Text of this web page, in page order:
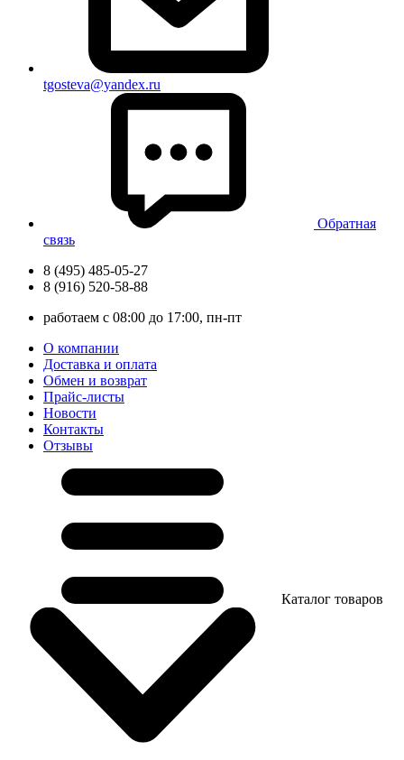
tgosteva@yandex.ru
Обратная
связь
8 (495) 485-05-27
8 (916) 520-58-88
работаем с 08:00 до 17:00, пн-пт
О компании
Доставка и оплата
Обмен и возврат
Прайс-листы
Новости
Контакты
Отзывы
Каталог товаров